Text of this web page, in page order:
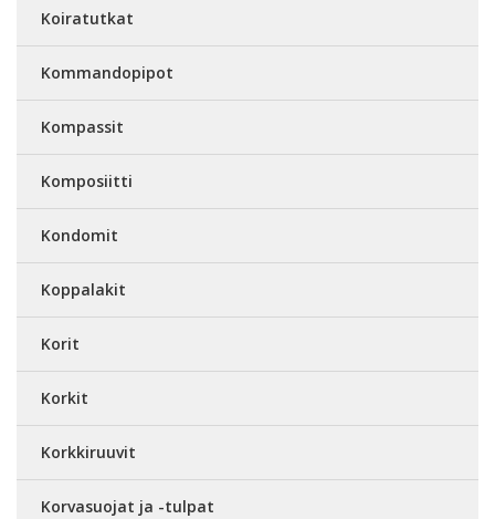
Koiratutkat
Kommandopipot
Kompassit
Komposiitti
Kondomit
Koppalakit
Korit
Korkit
Korkkiruuvit
Korvasuojat ja -tulpat